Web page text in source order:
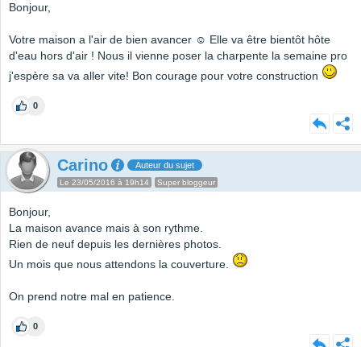
Bonjour,
Votre maison a l'air de bien avancer ☺️ Elle va être bientôt hôte
d'eau hors d'air ! Nous il vienne poser la charpente la semaine pro
j'espère sa va aller vite! Bon courage pour votre construction
0
Carino Auteur du sujet
Le 23/05/2016 à 19h14 Super bloggeur
Bonjour,
La maison avance mais à son rythme.
Rien de neuf depuis les dernières photos.
Un mois que nous attendons la couverture.
On prend notre mal en patience.
0